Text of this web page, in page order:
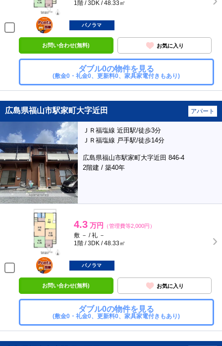
1階 / 3DK / 48.33㎡
ポンタ
部屋
パノラマ
お問い合わせ(無料) お気に入り
ダブル0の物件を見る
(敷金0・礼金0、更新料0、家具家電付きもあり)
広島県福山市駅家町大字近田 アパート
ＪＲ福塩線 近田駅/徒歩3分
ＪＲ福塩線 戸手駅/徒歩14分
広島県福山市駅家町大字近田 846-4
2階建 / 築40年
4.3 万円 （管理費等2,000円）
敷 － / 礼 －
1階 / 3DK / 48.33㎡
ポンタ
部屋
パノラマ
お問い合わせ(無料) お気に入り
ダブル0の物件を見る
(敷金0・礼金0、更新料0、家具家電付きもあり)